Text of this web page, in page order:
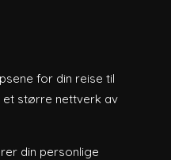
for din reise til
et større nettverk av
din personlige